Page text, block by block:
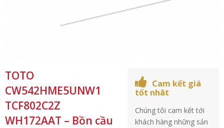
TOTO
CW542HME5UNW1
TCF802C2Z
WH172AAT – Bồn cầu
Cam kết giá
tốt nhât
Chúng tôi cam kết tới
khách hàng những sản